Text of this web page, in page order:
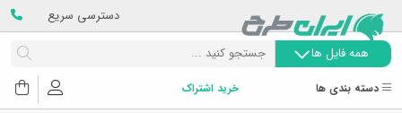
دسترسی سریع
همه فایل ها
دسته بندی ها خرید اشتراک